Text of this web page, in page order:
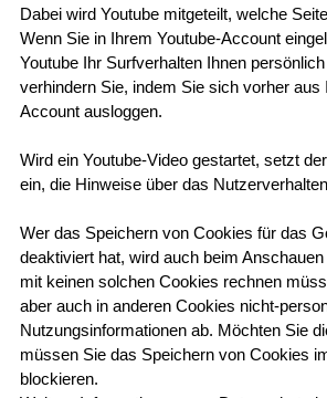
Dabei wird Youtube mitgeteilt, welche
Wenn Sie in Ihrem Youtube-Account
Youtube Ihr Surfverhalten Ihnen
verhindern Sie, indem Sie sich vorher aus
Account ausloggen.
Wird ein Youtube-Video gestartet, setzt
ein, die Hinweise über das
Wer das Speichern von Cookies für das
deaktiviert hat, wird auch beim
mit keinen solchen Cookies rechnen
aber auch in anderen Cookies nicht-
Nutzungsinformationen ab. Möchten Sie
müssen Sie das Speichern von Cookies
blockieren.